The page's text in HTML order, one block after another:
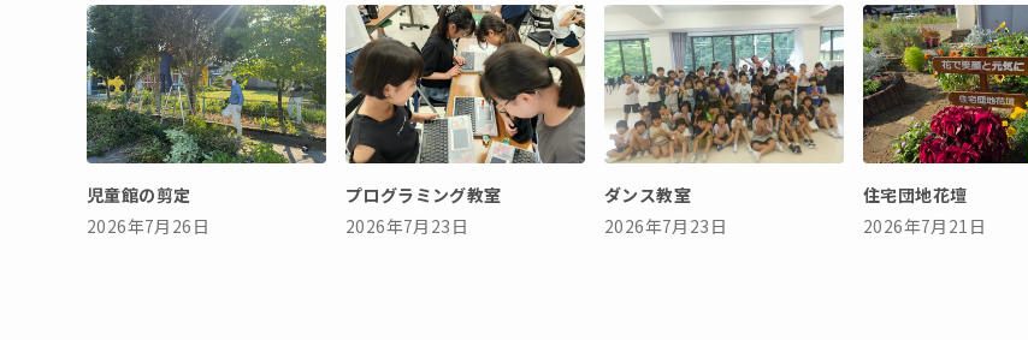
児童館の剪定
2026年7月26日
プログラミング教室
2026年7月23日
ダンス教室
2026年7月23日
住宅団地花壇
2026年7月21日